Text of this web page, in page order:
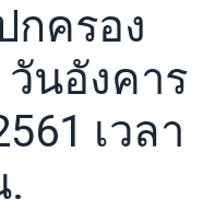
กครอง
นอังคาร
เวลา